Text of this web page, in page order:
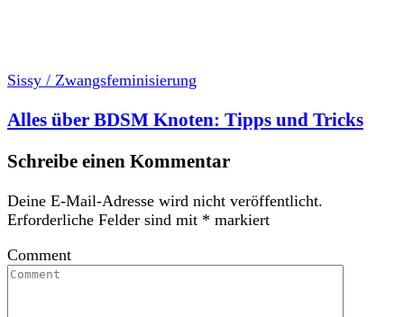
Sissy / Zwangsfeminisierung
Alles über BDSM Knoten: Tipps und Tricks
Schreibe einen Kommentar
Deine E-Mail-Adresse wird nicht veröffentlicht.
Erforderliche Felder sind mit * markiert
Comment